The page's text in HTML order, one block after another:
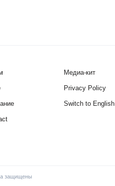
Медиа-кит
Privacy Policy
Switch to English
защищены